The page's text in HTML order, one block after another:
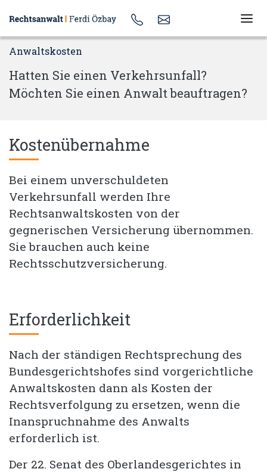
Anwaltskosten
Hatten Sie einen Verkehrsunfall?
Möchten Sie einen Anwalt beauftragen?
Kostenübernahme
Bei einem unverschuldeten
Verkehrsunfall werden Ihre
Rechtsanwaltskosten von der
gegnerischen Versicherung übernommen.
Sie brauchen auch keine
Rechtsschutzversicherung.
Erforderlichkeit
Nach der ständigen Rechtsprechung des
Bundesgerichtshofes sind vorgerichtliche
Anwaltskosten dann als Kosten der
Rechtsverfolgung zu ersetzen, wenn die
Inanspruchnahme des Anwalts
erforderlich ist.
Der 22. Senat des Oberlandesgerichtes in